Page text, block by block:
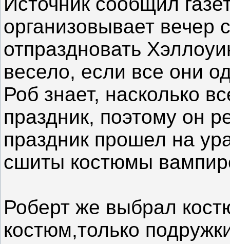
организовывает вечер
отпраздновать
весело, если все они
Роб знает, насколько
праздник, поэтому он
праздник прошел на
сшиты костюмы
Роберт же выбрал
костюм,только